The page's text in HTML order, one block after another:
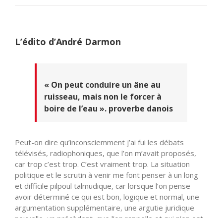
L’édito d’André Darmon
« On peut conduire un âne au
ruisseau, mais non le forcer à
boire de l’eau ». proverbe danois
Peut-on dire qu’inconsciemment j’ai fui les débats
télévisés, radiophoniques, que l’on m’avait proposés,
car trop c’est trop. C’est vraiment trop. La situation
politique et le scrutin à venir me font penser à un long
et difficile pilpoul talmudique, car lorsque l’on pense
avoir déterminé ce qui est bon, logique et normal, une
argumentation supplémentaire, une argutie juridique